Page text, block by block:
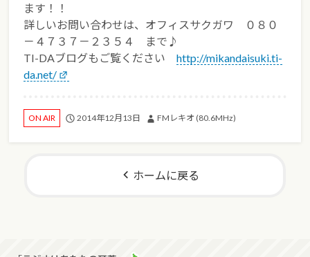
ます！！
詳しいお問い合わせは、オフィスサクガワ ０８０
－４７３７－２３５４ まで♪
TI-DAブログもご覧くださいhttp://mikandaisuki.ti-
da.net/
ON AIR 2014年12月13日 FMレキオ (80.6MHz)
ホームに戻る